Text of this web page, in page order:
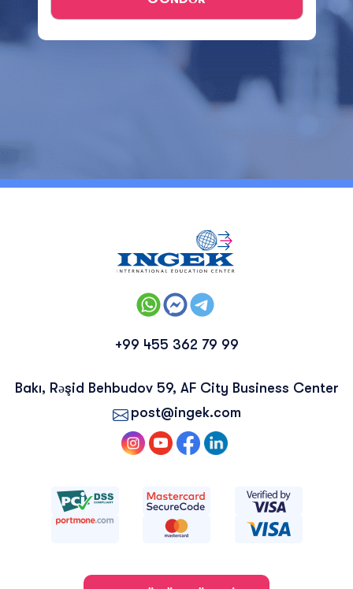
+99 455 362 79 99
Bakı, Rəşid Behbudov 59, AF City Business Center
post@ingek.com